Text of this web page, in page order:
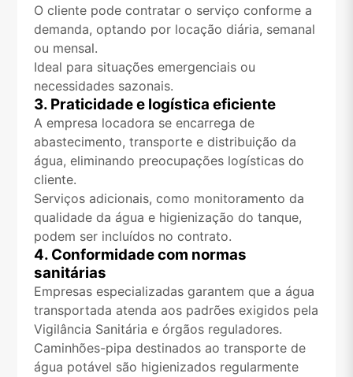
O cliente pode contratar o serviço conforme a
demanda, optando por locação diária, semanal
ou mensal.
Ideal para situações emergenciais ou
necessidades sazonais.
3. Praticidade e logística eficiente
A empresa locadora se encarrega de
abastecimento, transporte e distribuição da
água, eliminando preocupações logísticas do
cliente.
Serviços adicionais, como monitoramento da
qualidade da água e higienização do tanque,
podem ser incluídos no contrato.
4. Conformidade com normas
sanitárias
Empresas especializadas garantem que a água
transportada atenda aos padrões exigidos pela
Vigilância Sanitária e órgãos reguladores.
Caminhões-pipa destinados ao transporte de
água potável são higienizados regularmente